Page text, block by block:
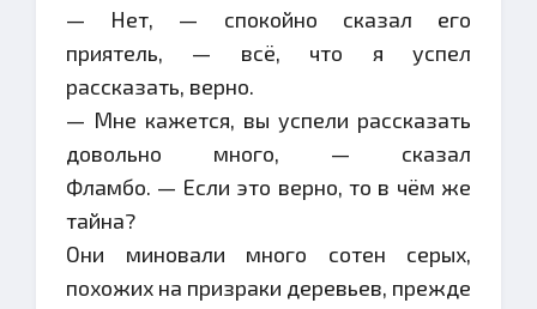
— Нет, — спокойно сказал его
приятель, — всё, что я успел
рассказать, верно.
— Мне кажется, вы успели рассказать
довольно много, — сказал
Фламбо. — Если это верно, то в чём же
тайна?
Они миновали много сотен серых,
похожих на призраки деревьев, прежде